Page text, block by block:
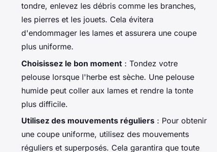
tondre, enlevez les débris comme les branches,
les pierres et les jouets. Cela évitera
d'endommager les lames et assurera une coupe
plus uniforme.
Choisissez le bon moment : Tondez votre
pelouse lorsque l'herbe est sèche. Une pelouse
humide peut coller aux lames et rendre la tonte
plus difficile.
Utilisez des mouvements réguliers : Pour obtenir
une coupe uniforme, utilisez des mouvements
réguliers et superposés. Cela garantira que toute